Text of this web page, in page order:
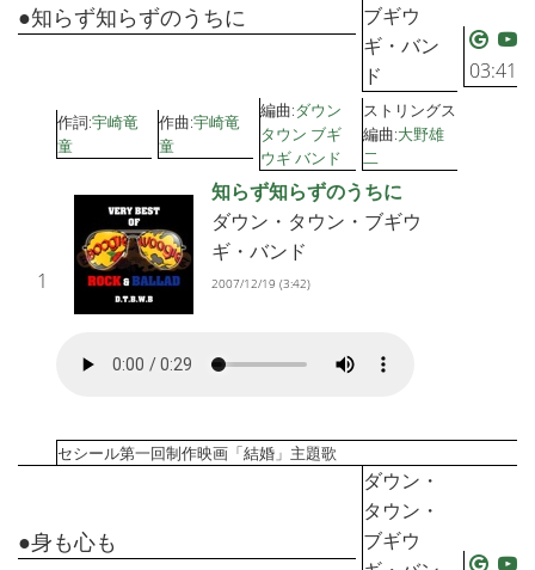
1
●知らず知らずのうちに
ブギウ
ギ・バン
ド
03:41
作詞:宇崎竜
童
作曲:宇崎竜
童
編曲:ダウン
タウン ブギ
ウギ バンド
ストリングス
編曲:大野雄
二
知らず知らずのうちに
ダウン・タウン・ブギウ
ギ・バンド
2007/12/19 (3:42)
セシール第一回制作映画「結婚」主題歌
●身も心も
ダウン・
タウン・
ブギウ